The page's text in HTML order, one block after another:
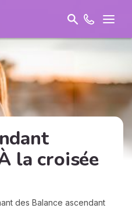
la croisée
des Balance ascendant